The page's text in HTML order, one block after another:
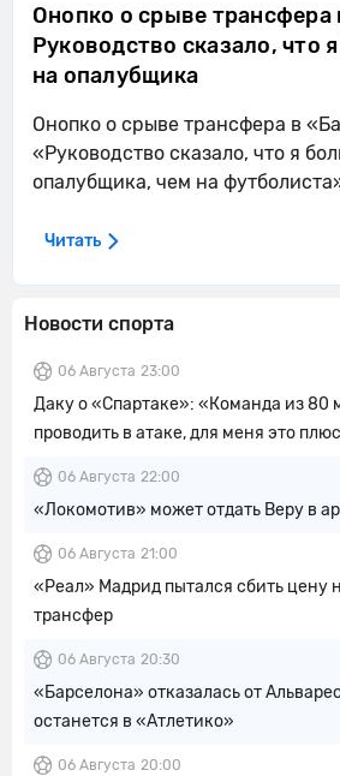
Новости спорта
06 Августа 23:00
Даку о «Спартаке»: «Команда из 80
проводить в атаке, для меня это
06 Августа 22:00
«Локомотив» может отдать Веру в
06 Августа 21:00
«Реал» Мадрид пытался сбить цену
трансфер
06 Августа 20:30
«Барселона» отказалась от
останется в «Атлетико»
06 Августа 20:00
Онопко о срыве трансфера
Руководство сказало, что
на опалубщика
Онопко о срыве трансфера в
«Руководство сказало, что я
опалубщика, чем на
Читать